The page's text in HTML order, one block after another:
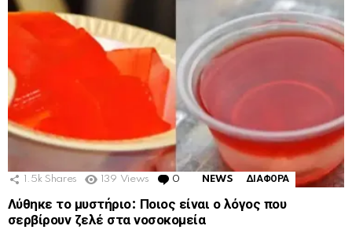
1.5k Shares 139 Views 0 Comments
NEWS ΔΙΑΦΟΡΑ
Λύθηκε το μυστήριο: Ποιος είναι ο λόγος που
σερβίρουν ζελέ στα νοσοκομεία